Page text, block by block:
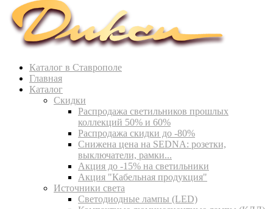
Каталог в Ставрополе
Главная
Каталог
Скидки
Распродажа светильников прошлых
коллекций 50% и 60%
Распродажа скидки до -80%
Cнижена цена на SEDNA: розетки,
выключатели, рамки...
Акция до -15% на светильники
Акция "Кабельная продукция"
Источники света
Светодиодные лампы (LED)